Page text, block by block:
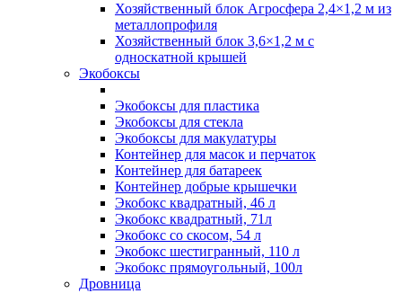
Хозяйственный блок Агросфера 2,4×1,2 м из
металлопрофиля
Хозяйственный блок 3,6×1,2 м с
односкатной крышей
Экобоксы
Экобоксы для пластика
Экобоксы для стекла
Экобоксы для макулатуры
Контейнер для масок и перчаток
Контейнер для батареек
Контейнер добрые крышечки
Экобокс квадратный, 46 л
Экобокс квадратный, 71л
Экобокс со скосом, 54 л
Экобокс шестигранный, 110 л
Экобокс прямоугольный, 100л
Дровница